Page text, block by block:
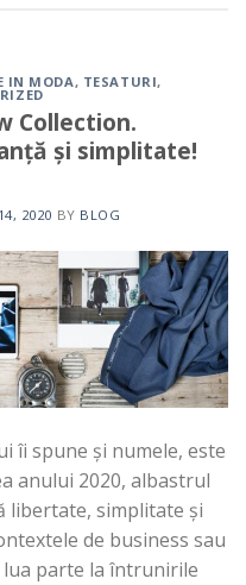
IN MODA, TESATURI,
Collection.
și simplitate!
2020 BY BLOG
îi spune și numele, este
anului 2020, albastrul
libertate, simplitate și
de business sau
parte la întrunirile